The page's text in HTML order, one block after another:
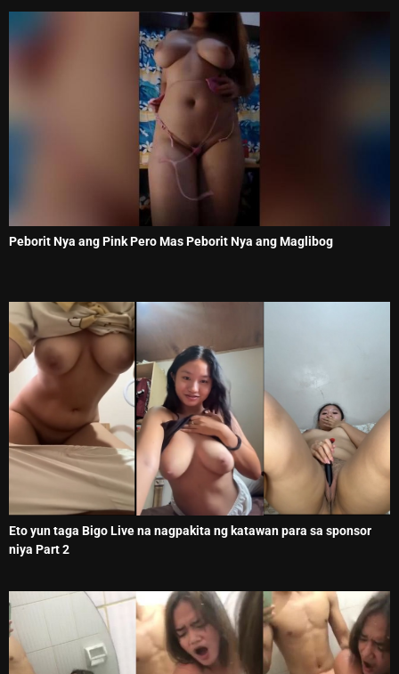
Peborit Nya ang Pink Pero Mas Peborit Nya ang Maglibog
Eto yun taga Bigo Live na nagpakita ng katawan para sa sponsor
niya Part 2